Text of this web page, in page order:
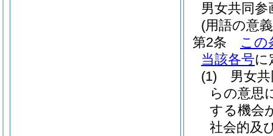
男女共同
(用語の意
第2条
この
当該各号に
(1)
男女
らの意思
する機会
社会的及